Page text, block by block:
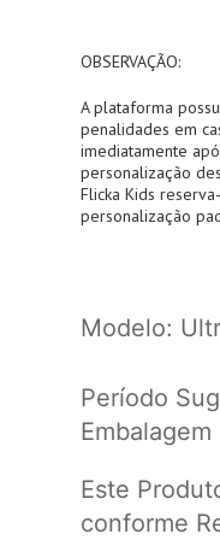
OBSERVAÇÃO:
A plataforma
penalidades em
imediatamente
personalização
Flicka Kids
personalização
Modelo:
Período
Este
conforme